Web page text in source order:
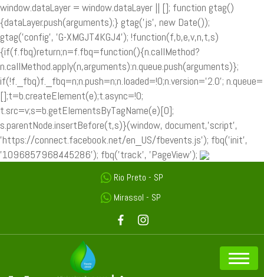
window.dataLayer = window.dataLayer || []; function gtag()
{dataLayer.push(arguments);} gtag('js', new Date());
gtag('config', 'G-XMGJT4KGJ4'); !function(f,b,e,v,n,t,s)
{if(f.fbq)return;n=f.fbq=function(){n.callMethod?
n.callMethod.apply(n,arguments):n.queue.push(arguments)};
if(!f._fbq)f._fbq=n;n.push=n;n.loaded=!0;n.version='2.0'; n.queue=
[];t=b.createElement(e);t.async=!0;
t.src=v;s=b.getElementsByTagName(e)[0];
s.parentNode.insertBefore(t,s)}(window, document,'script',
'https://connect.facebook.net/en_US/fbevents.js'); fbq('init',
'1096857968445286'); fbq('track', 'PageView');
Rio Preto - SP
Mirassol - SP